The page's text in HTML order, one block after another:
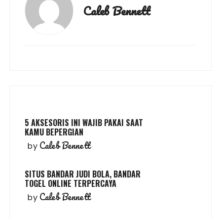
Caleb Bennett
5 AKSESORIS INI WAJIB PAKAI SAAT
KAMU BEPERGIAN
by Caleb Bennett
SITUS BANDAR JUDI BOLA, BANDAR
TOGEL ONLINE TERPERCAYA
by Caleb Bennett